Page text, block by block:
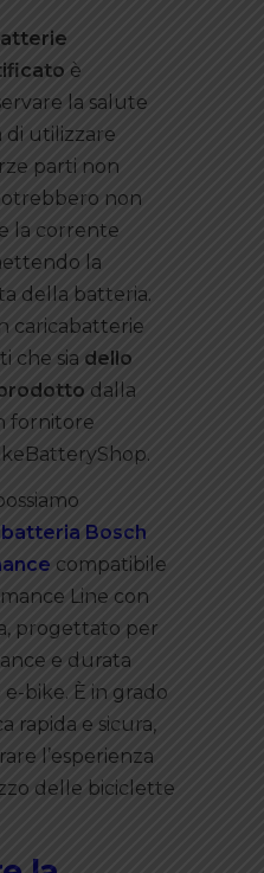
è
la salute
di utilizzare
parti non
non
la corrente
la
della batteria.
caricabatterie
che sia dello
dalla
fornitore
Bosch
compatibile
Line con
progettato per
e durata
bike. È in grado
rapida e sicura,
l’esperienza
delle biciclette